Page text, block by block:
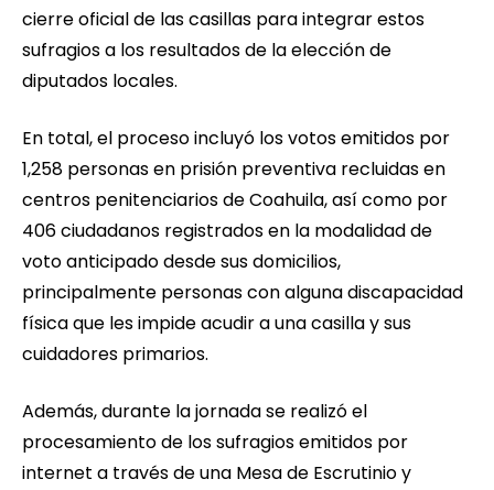
cierre oficial de las casillas para integrar estos
sufragios a los resultados de la elección de
diputados locales.
En total, el proceso incluyó los votos emitidos por
1,258 personas en prisión preventiva recluidas en
centros penitenciarios de Coahuila, así como por
406 ciudadanos registrados en la modalidad de
voto anticipado desde sus domicilios,
principalmente personas con alguna discapacidad
física que les impide acudir a una casilla y sus
cuidadores primarios.
Además, durante la jornada se realizó el
procesamiento de los sufragios emitidos por
internet a través de una Mesa de Escrutinio y